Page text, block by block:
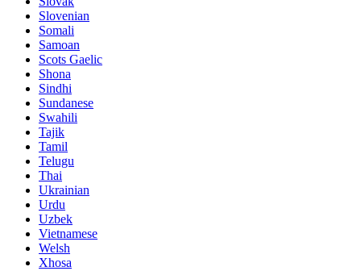
Slovenian
Somali
Samoan
Scots Gaelic
Shona
Sindhi
Sundanese
Swahili
Tajik
Tamil
Telugu
Thai
Ukrainian
Urdu
Uzbek
Vietnamese
Welsh
Xhosa